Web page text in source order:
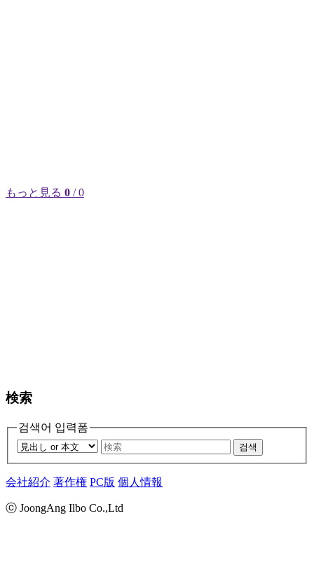
もっと見る 0 / 0
検索
검색어 입력폼
검색
会社紹介 著作権 PC版 個人情報
ⓒ JoongAng Ilbo Co.,Ltd